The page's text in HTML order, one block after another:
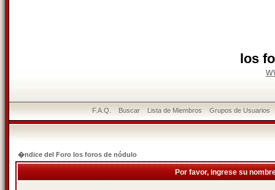
los
F.A.Q. Buscar Lista de Miembros Grupos de Usuarios
�ndice del Foro los foros de nódulo
Por favor, ingrese su